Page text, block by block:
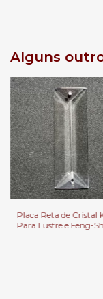
Alguns
Placa Reta de Cristal
Para Lustre e Feng-